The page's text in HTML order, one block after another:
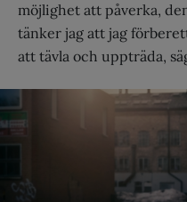
möjlighet att påverka,
tänker jag att jag
att tävla och uppträda,